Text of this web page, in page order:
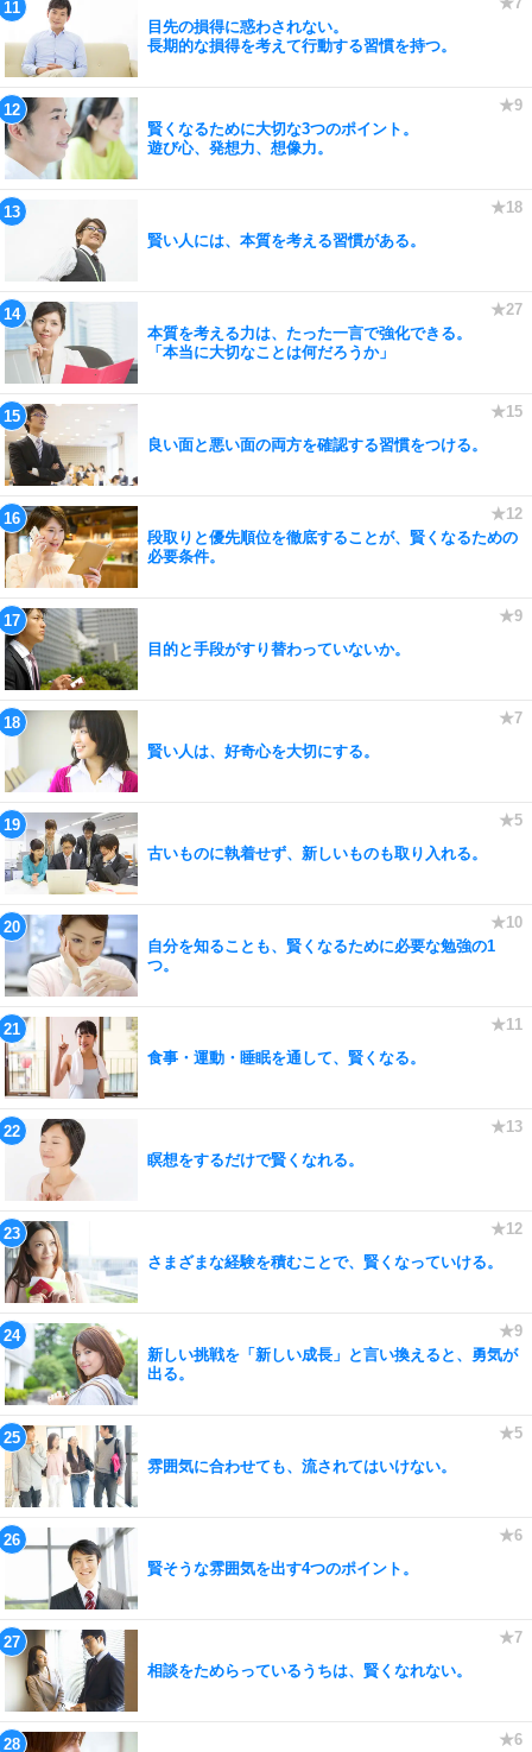
目先の損得に惑わされない。
長期的な損得を考えて行動する習慣を持つ。
賢くなるために大切な3つのポイント。
遊び心、発想力、想像力。
賢い人には、本質を考える習慣がある。
本質を考える力は、たった一言で強化できる。
「本当に大切なことは何だろうか」
良い面と悪い面の両方を確認する習慣をつける。
段取りと優先順位を徹底することが、賢くなるための
必要条件。
目的と手段がすり替わっていないか。
賢い人は、好奇心を大切にする。
古いものに執着せず、新しいものも取り入れる。
自分を知ることも、賢くなるために必要な勉強の1
つ。
食事・運動・睡眠を通して、賢くなる。
瞑想をするだけで賢くなれる。
さまざまな経験を積むことで、賢くなっていける。
新しい挑戦を「新しい成長」と言い換えると、勇気が
出る。
雰囲気に合わせても、流されてはいけない。
賢そうな雰囲気を出す4つのポイント。
相談をためらっているうちは、賢くなれない。